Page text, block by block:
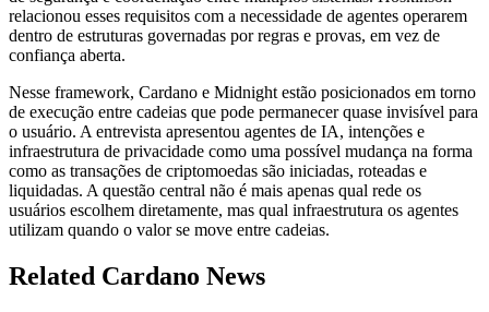
relacionou esses requisitos com a necessidade de agentes operarem
dentro de estruturas governadas por regras e provas, em vez de
confiança aberta.
Nesse framework, Cardano e Midnight estão posicionados em torno
de execução entre cadeias que pode permanecer quase invisível para
o usuário. A entrevista apresentou agentes de IA, intenções e
infraestrutura de privacidade como uma possível mudança na forma
como as transações de criptomoedas são iniciadas, roteadas e
liquidadas. A questão central não é mais apenas qual rede os
usuários escolhem diretamente, mas qual infraestrutura os agentes
utilizam quando o valor se move entre cadeias.
Related Cardano News